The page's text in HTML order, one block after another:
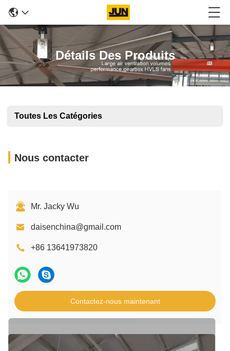
Détails Des Produits
Toutes Les Catégories
Nous contacter
Mr. Jacky Wu
daisenchina@gmail.com
+86 13641973820
Contactez-nous maintenant